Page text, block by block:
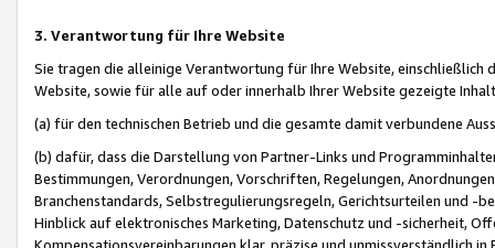
3. Verantwortung für Ihre Website
Sie tragen die alleinige Verantwortung für Ihre Website,
Website, sowie für alle auf oder innerhalb Ihrer Website gezeigte
(a) für den technischen Betrieb und die gesamte damit verbundene
(b) dafür, dass die Darstellung von Partner-Links und
Bestimmungen, Verordnungen, Vorschriften, Regelungen,
Branchenstandards, Selbstregulierungsregeln, Gerichtsurteilen und -
Hinblick auf elektronisches Marketing, Datenschutz und -sicherheit,
Kompensationsvereinbarungen klar, präzise und unmissverständlich